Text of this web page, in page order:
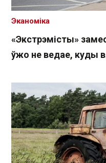
«Экстрэмісты»
ўжо не ведае, куды
Эканоміка